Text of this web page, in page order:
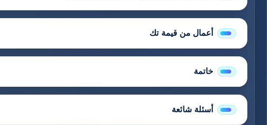
أعمال من قيمة تك
خاتمة
أسئلة شائعة